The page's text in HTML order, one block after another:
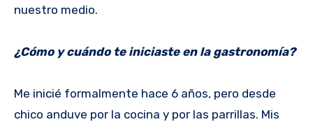
nuestro medio.
¿Cómo y cuándo te iniciaste en la gastronomía?
Me inicié formalmente hace 6 años, pero desde
chico anduve por la cocina y por las parrillas. Mis